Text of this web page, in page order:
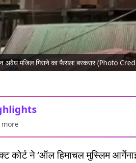
अवैध मंजिल गिराने का फैसला बरकरार (Photo
more
कोर्ट ने ‘ऑल हिमाचल मुस्लिम